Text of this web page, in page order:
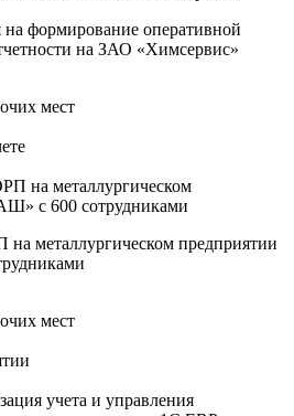
на формирование оперативной
на ЗАО «Химсервис»
мест
металлургическом предприятии
мест